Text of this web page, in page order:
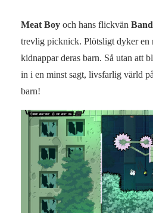
Meat Boy och hans flickvän
trevlig picknick. Plötsligt dyker en
kidnappar deras barn. Så utan att
in i en minst sagt, livsfarlig värld
barn!